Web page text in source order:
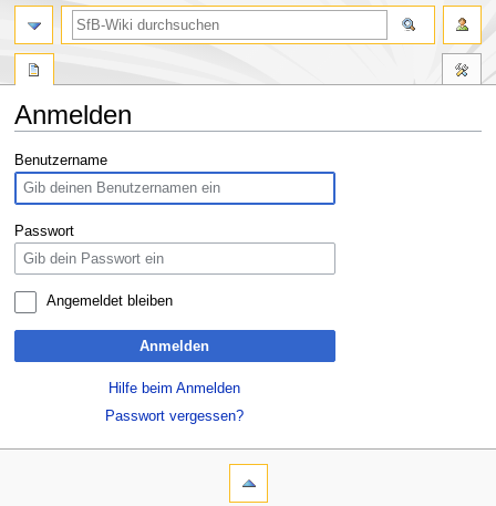
Anmelden
Zur
Navigation
springen
Zur
Suche
springen
Benutzername
Passwort
Angemeldet bleiben
Anmelden
Hilfe beim Anmelden
Passwort vergessen?